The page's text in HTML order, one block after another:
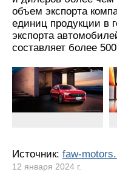
объем экспорта
единиц продукции в
экспорта
составляет более
Источник: faw-
12 января 2024 г.